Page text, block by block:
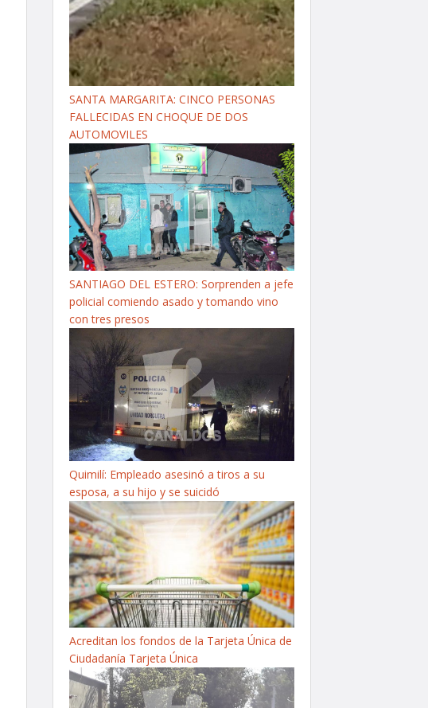
SANTA MARGARITA: CINCO PERSONAS
FALLECIDAS EN CHOQUE DE DOS
AUTOMOVILES
SANTIAGO DEL ESTERO: Sorprenden a jefe
policial comiendo asado y tomando vino
con tres presos
Quimilí: Empleado asesinó a tiros a su
esposa, a su hijo y se suicidó
Acreditan los fondos de la Tarjeta Única de
Ciudadanía Tarjeta Única